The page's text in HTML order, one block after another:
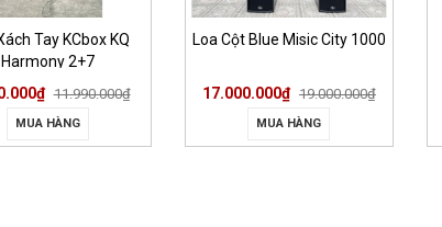
Tay KCbox KQ
Harmony 2+7
11.990.000₫
MUA HÀNG
Loa Cột Blue Misic City 1000
17.000.000₫ 19.000.000₫
MUA HÀNG